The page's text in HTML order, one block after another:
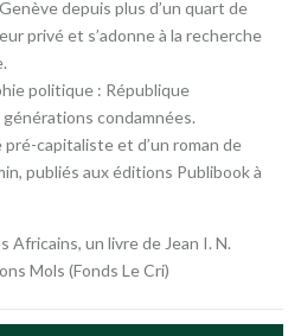
depuis plus d’un quart de
privé et s’adonne à la recherche
politique : République
condamnées.
capitaliste et d’un roman de
publiés aux éditions Publibook à
Africains, un livre de Jean I. N.
Mols (Fonds Le Cri)